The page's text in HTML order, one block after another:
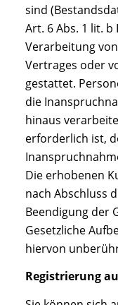
sind
Art. 6 Abs. 1 lit. b
Verarbeitung
Vertrages oder
gestattet.
die
hinaus
erforderlich ist,
Die erhobenen
nach Abschluss
Beendigung der
Gesetzliche
hiervon
Registrierung